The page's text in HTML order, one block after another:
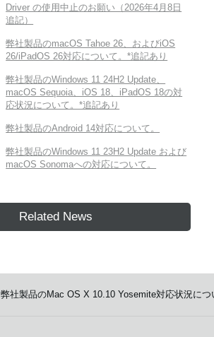
Driver の使用中止のお願い（2026年4月8日
追記）
弊社製品のmacOS Tahoe 26、およびiOS
26/iPadOS 26対応について。*追記あり
弊社製品のWindows 11 24H2 Update、
macOS Sequoia、iOS 18、iPadOS 18の対
応状況について。*追記あり
弊社製品のAndroid 14対応について。
弊社製品のWindows 11 23H2 Update および
macOS Sonomaへの対応について。
Related News
弊社製品のMac OS X 10.10 Yosemite対応状況につ